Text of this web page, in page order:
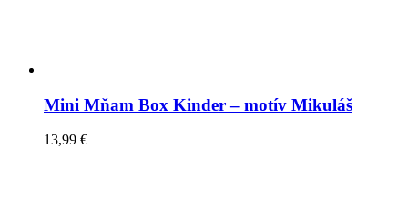
Mini Mňam Box Kinder – motív Mikuláš
13,99 €